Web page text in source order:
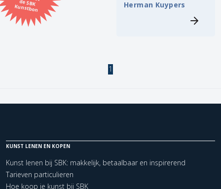
Kunstbon
Kunstenaar
Kleur
Kerncollectie
2 items. Pagina: 1
Herman Kuypers
1
KUNST LENEN EN KOPEN
Kunst lenen bij SBK: makkelijk, betaalbaar en inspirerend
Tarieven particulieren
Hoe koop je kunst bij SBK